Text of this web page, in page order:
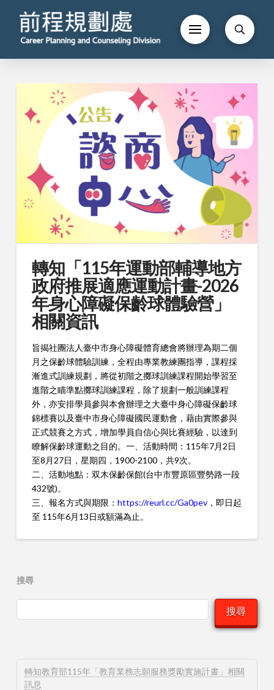
轉知「115年運動部輔導地方
政府推展適應運動計畫-2026
年身心障礙保齡球體驗營」
相關資訊
旨揭社團法人臺中市身心障礙體育總會將辦理為期二個
月之保齡球體驗訓練，全程由專業教練團指導，課程採
漸進式訓練規劃，將從初階之擲球訓練課程開始學習至
進階之瞄準點擲球訓練課程，除了規劃一般訓練課程
外，亦安排學員參與本會辦理之大臺中身心障礙保齡球
錦標賽以及臺中市身心障礙國民運動會，藉由實際參與
正式競賽之方式，增加學員自信心與比賽經驗，以達到
瞭解保齡球運動之目的。一、活動時間：115年7月2日
至8月27日，星期四，1900-2100，共9次。
二、活動地點：双木保齡保館(台中市豐原區豐勢路一段
432號)。
三、報名方式與期限： https://reurl.cc/Ga0pev，即日起
至 115年6月13日或額滿為止。
搜尋
搜尋
轉知教育部115年「教育業務志願服務獎勵實施計畫」相關
訊息